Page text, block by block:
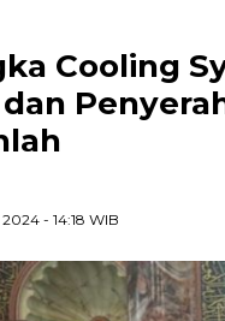
Cooling
2024 - 14:18 WIB